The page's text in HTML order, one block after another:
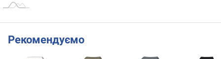
Рекомендуємо